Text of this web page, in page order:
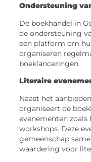
Ondersteuning
De boekhandel in
de ondersteuning
een platform om
organiseren
boeklanceringen.
Literaire
Naast het
organiseert de
evenementen zoals
workshops. Deze
gemeenschap
waardering voor